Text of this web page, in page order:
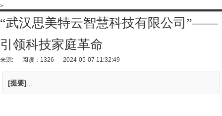
>
“武汉思美特云智慧科技有限公司”——
引领科技家庭革命
来源: 阅读：1326 2024-05-07 11:32:49
[提要]